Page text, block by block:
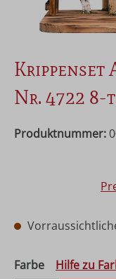
Nr. 4722
Produktnummer:
Farbeauswählen
Hilfe zu